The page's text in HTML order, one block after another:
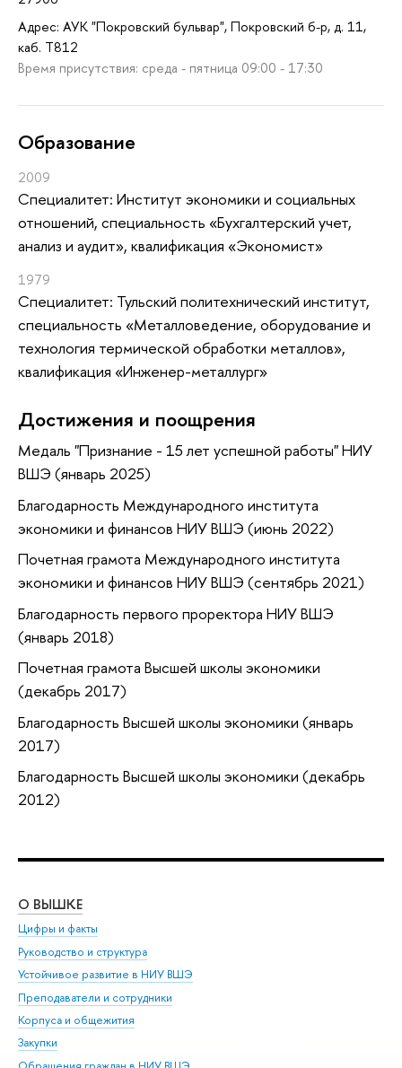
Адрес: АУК "Покровский бульвар", Покровский б-р, д. 11,
каб. T812
Время присутствия: среда - пятница 09:00 - 17:30
Oбразование
2009
Специалитет: Институт экономики и социальных
отношений, специальность «Бухгалтерский учет,
анализ и аудит», квалификация «Экономист»
1979
Специалитет: Тульский политехнический институт,
специальность «Металловедение, оборудование и
технология термической обработки металлов»,
квалификация «Инженер-металлург»
Достижения и поощрения
Медаль "Признание - 15 лет успешной работы" НИУ
ВШЭ (январь 2025)
Благодарность Международного института
экономики и финансов НИУ ВШЭ (июнь 2022)
Почетная грамота Международного института
экономики и финансов НИУ ВШЭ (сентябрь 2021)
Благодарность первого проректора НИУ ВШЭ
(январь 2018)
Почетная грамота Высшей школы экономики
(декабрь 2017)
Благодарность Высшей школы экономики (январь
2017)
Благодарность Высшей школы экономики (декабрь
2012)
О ВЫШКЕ
Цифры и факты
Руководство и структура
Устойчивое развитие в НИУ ВШЭ
Преподаватели и сотрудники
Корпуса и общежития
Закупки